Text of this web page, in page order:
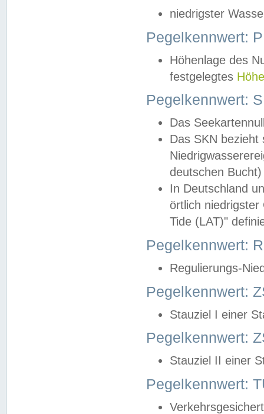
niedrigster
Pegelkennwert:
Höhenlage des
festgelegtes
Pegelkennwert:
Das
Das SKN
deutschen
In Deutschland
örtlich
Tide (LAT)"
Pegelkennwert:
Regulierungs-
Pegelkennwert:
Stauziel I einer
Pegelkennwert:
Stauziel II einer
Pegelkennwert: